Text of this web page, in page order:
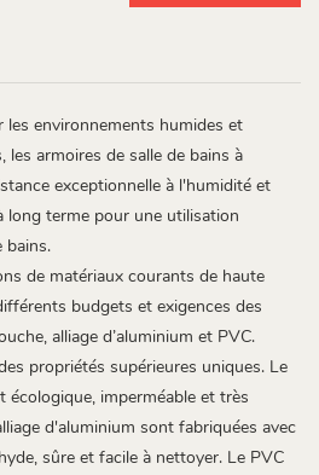
les environnements humides et
les armoires de salle de bains à
exceptionnelle à l'humidité et
long terme pour une utilisation
bains.
de matériaux courants de haute
budgets et exigences des
alliage d’aluminium et PVC.
propriétés supérieures uniques. Le
imperméable et très
d'aluminium sont fabriquées avec
sûre et facile à nettoyer. Le PVC